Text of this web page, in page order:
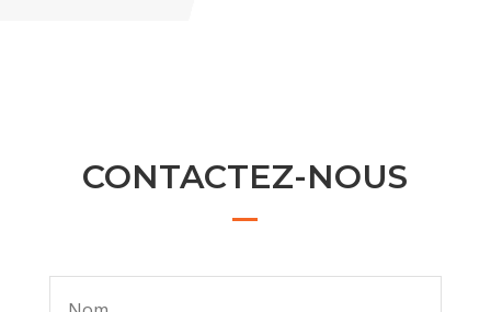
CONTACTEZ-NOUS